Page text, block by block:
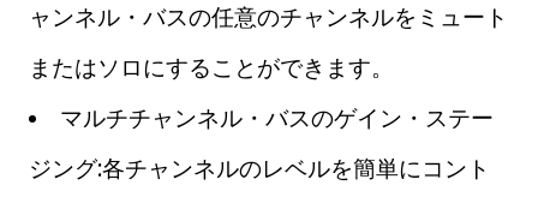
ャンネル・バスの任意のチャンネルをミュート
またはソロにすることができます。
マルチチャンネル・バスのゲイン・ステー
ジング:各チャンネルのレベルを簡単にコント